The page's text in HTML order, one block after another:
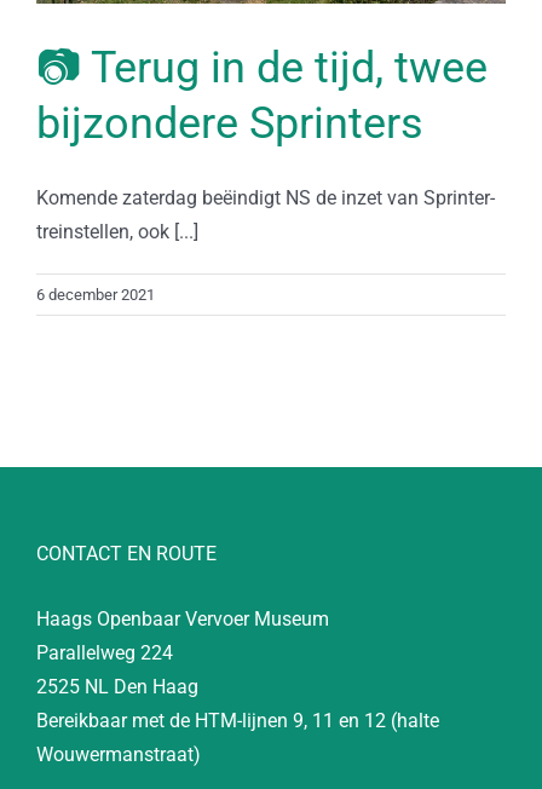
📷 Terug in de tijd, twee
bijzondere Sprinters
Komende zaterdag beëindigt NS de inzet van Sprinter-
treinstellen, ook [...]
6 december 2021
CONTACT EN ROUTE
Haags Openbaar Vervoer Museum
Parallelweg 224
2525 NL Den Haag
Bereikbaar met de HTM-lijnen 9, 11 en 12 (halte
Wouwermanstraat)